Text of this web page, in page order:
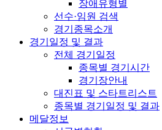
장애유형별
선수·임원 검색
경기종목소개
경기일정 및 결과
전체 경기일정
종목별 경기시간
경기장안내
대진표 및 스타트리스트
종목별 경기일정 및 결과
메달정보